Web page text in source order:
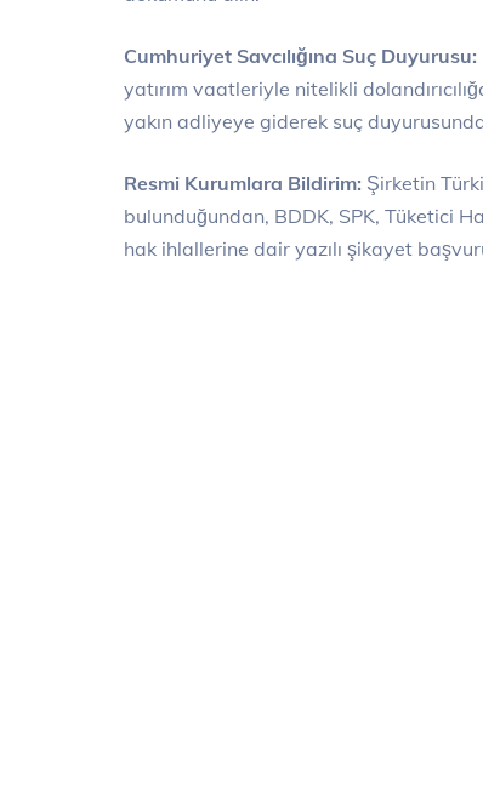
Cumhuriyet Savcılığına Suç Duyurusu:
yatırım vaatleriyle nitelikli
yakın adliyeye giderek suç
Resmi Kurumlara Bildirim: Şirketin
bulunduğundan, BDDK, SPK, Tüketici
hak ihlallerine dair yazılı şikayet